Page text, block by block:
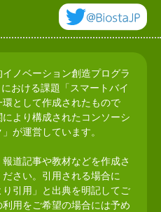
ノベーション創造プログラ
おける課題「スマートバイ
として作成されたもので
より構成されたコンソーシ
が運営しています。
道記事や教材などを作成さ
さい。引用される場合に
引用」と出典を明記してご
用をご希望の場合には予め